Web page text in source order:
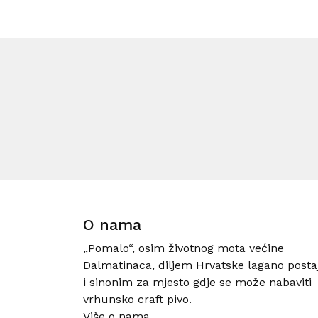
O nama
„Pomalo“, osim životnog mota većine
Dalmatinaca, diljem Hrvatske lagano
i sinonim za mjesto gdje se može nabaviti
vrhunsko craft pivo.